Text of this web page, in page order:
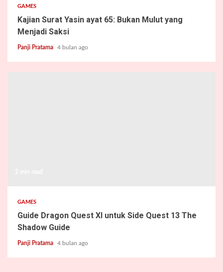
GAMES
Kajian Surat Yasin ayat 65: Bukan Mulut yang
Menjadi Saksi
Panji Pratama 4 bulan ago
GAMES
Guide Dragon Quest XI untuk Side Quest 13 The
Shadow Guide
Panji Pratama 4 bulan ago